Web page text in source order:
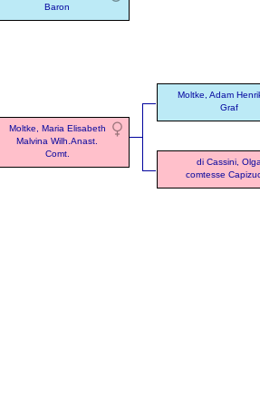
Baron
Moltke, Maria Elisabeth
Malvina Wilh.Anast.
Comt.
Moltke, Adam
Graf
di Cassini, Olga
comtesse